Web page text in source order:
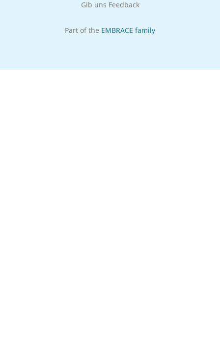
Gib uns Feedback
Part of the EMBRACE family